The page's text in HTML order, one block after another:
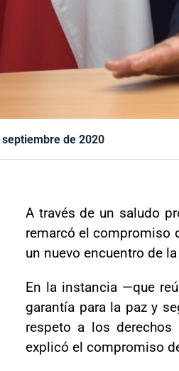
de 2020
A través de un saludo
remarcó el compromiso
un nuevo encuentro de
En la instancia —que
garantía para la paz y
respeto a los
explicó el compromiso